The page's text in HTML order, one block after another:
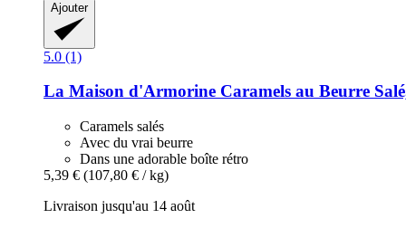
Ajouter
5.0 (1)
La Maison d'Armorine Caramels au Beurre
Caramels salés
Avec du vrai beurre
Dans une adorable boîte rétro
5,39 € (107,80 € / kg)
Livraison jusqu'au 14 août